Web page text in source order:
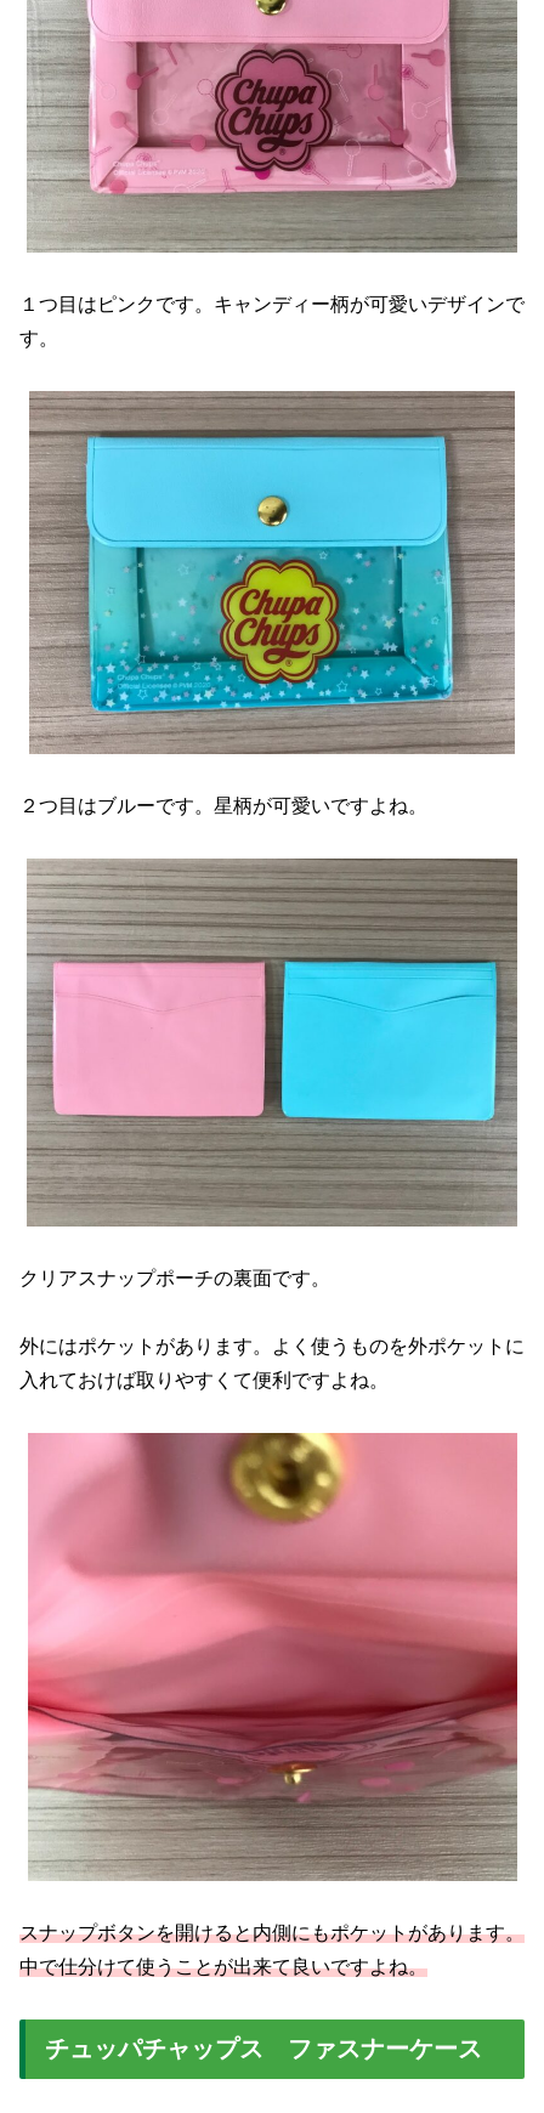
１つ目はピンクです。キャンディー柄が可愛いデザインで
す。
２つ目はブルーです。星柄が可愛いですよね。
クリアスナップポーチの裏面です。
外にはポケットがあります。よく使うものを外ポケットに
入れておけば取りやすくて便利ですよね。
スナップボタンを開けると内側にもポケットがあります。
中で仕分けて使うことが出来て良いですよね。
チュッパチャップス ファスナーケース